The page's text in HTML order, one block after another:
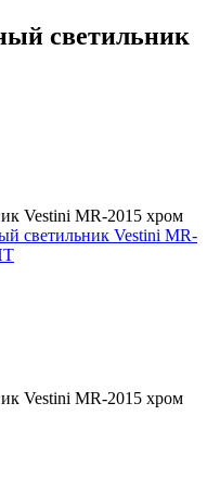
светильник
Vestini MR-2015 хром
Vestini MR-2015 хром